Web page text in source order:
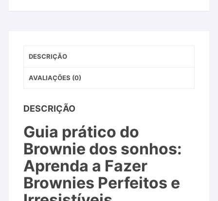
DESCRIÇÃO
AVALIAÇÕES (0)
DESCRIÇÃO
Guia prático do
Brownie dos sonhos:
Aprenda a Fazer
Brownies Perfeitos e